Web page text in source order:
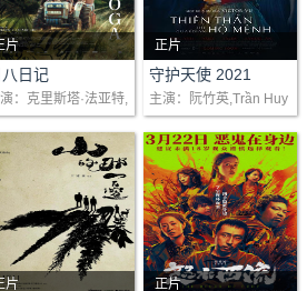
片
：炎夏欲念騷動，
光色錯落，一女二
情的吻，打破三人
。畫面一轉，時間
天倒退，退回他..
八日记
：克里斯塔·法亚特,
托·科塔,João Nune
Monteiro
正片
剧情：《守护天使》开
始时，娱乐圈明星麦莉
亡。更神秘的是，人们
说麦莉的死与一种魔法
有关，一种隐..
守护天使 2021
主演：阮竹英,Trần Huy
ền My,Hoàng Kim Ngâ
n,Huỳnh Samuel An
片 正片